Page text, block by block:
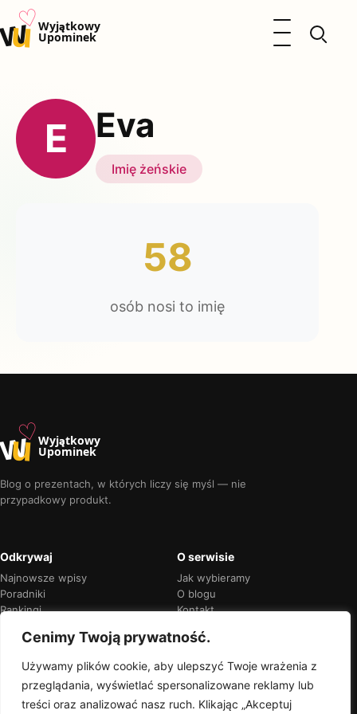
Cenimy Twoją prywatność.
Używamy plików cookie, aby ulepszyć Twoje wrażenia z
przeglądania, wyświetlać spersonalizowane reklamy lub
treści oraz analizować nasz ruch. Klikając „Akceptuj
u♡Wyjątkowy
Upominek
Otwórz menu
Kalendarz Imienin
Kobieta
Okazje
Katalog prezentów
E Eva
Imię żeńskie
58
osób nosi to imię
u♡Wyjątkowy
Upominek
Blog o prezentach, w których liczy się myśl — nie
przypadkowy produkt.
Odkrywaj
Najnowsze wpisy
Poradniki
Rankingi
O serwisie
Jak wybieramy
O blogu
Kontakt
Przejrzyste rekomendacje